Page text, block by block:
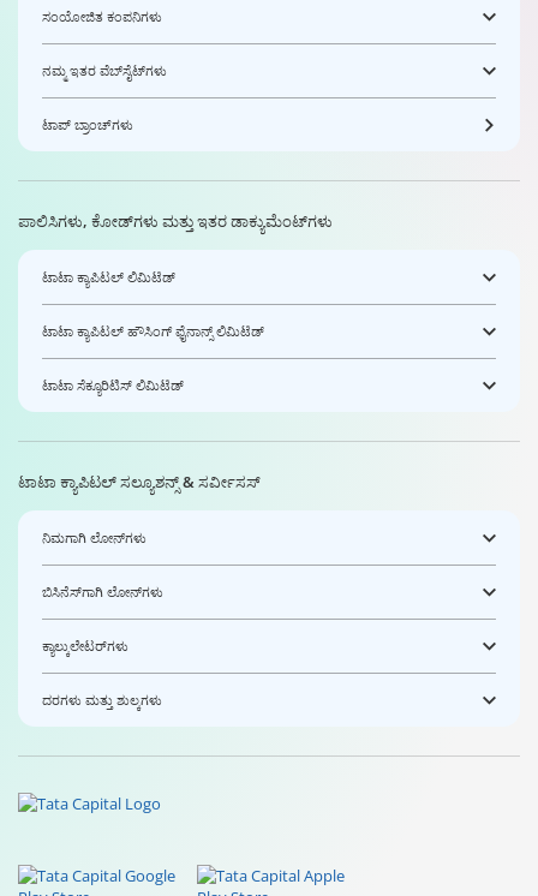
ಸಂಯೋಜಿತ ಕಂಪನಿಗಳು
ನಮ್ಮ ಇತರ ವೆಬ್‌ಸೈಟ್‌ಗಳು
ಟಾಪ್ ಬ್ರಾಂಚ್‌ಗಳು
ಪಾಲಿಸಿಗಳು, ಕೋಡ್‌ಗಳು ಮತ್ತು ಇತರ ಡಾಕ್ಯುಮೆಂಟ್‌ಗಳು
ಟಾಟಾ ಕ್ಯಾಪಿಟಲ್ ಲಿಮಿಟೆಡ್
ಟಾಟಾ ಕ್ಯಾಪಿಟಲ್ ಹೌಸಿಂಗ್ ಫೈನಾನ್ಸ್ ಲಿಮಿಟೆಡ್
ಟಾಟಾ ಸೆಕ್ಯೂರಿಟಿಸ್ ಲಿಮಿಟೆಡ್
ಟಾಟಾ ಕ್ಯಾಪಿಟಲ್ ಸಲ್ಯೂಶನ್ಸ್ & ಸರ್ವೀಸಸ್
ನಿಮಗಾಗಿ ಲೋನ್‌ಗಳು
ಬಿಸಿನೆಸ್‌ಗಾಗಿ ಲೋನ್‌ಗಳು
ಕ್ಯಾಲ್ಕುಲೇಟರ್‌ಗಳು
ದರಗಳು ಮತ್ತು ಶುಲ್ಕಗಳು